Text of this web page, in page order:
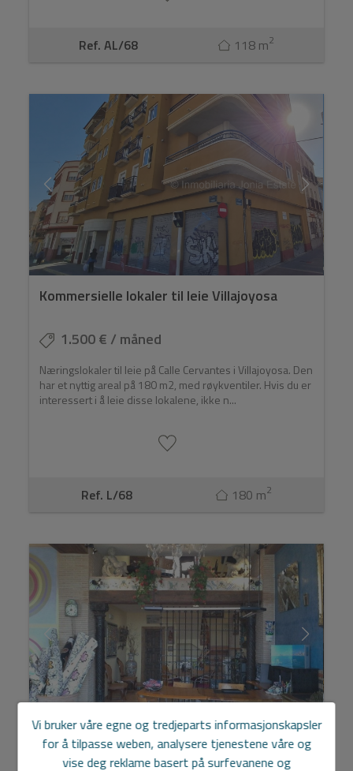
Ref. AL/68 118 m2
Kommersielle lokaler til leie Villajoyosa
1.500 € / måned
Næringslokaler til leie på Calle Cervantes i Villajoyosa. Den
har et nyttig areal på 180 m2, med røykventiler. Hvis du er
interessert i å leie disse lokalene, ikke n...
Ref. L/68 180 m2
Næringslokaler i Playa Poniente de
Benidorm
Vi bruker våre egne og tredjeparts informasjonskapsler
for å tilpasse weben, analysere tjenestene våre og
vise deg reklame basert på surfevanene og